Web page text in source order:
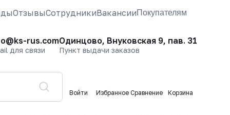
ОтзывыСотрудникиВакансииПокупателям
rus.com
для связи
Одинцово, Внуковская 9, пав. 31
Пункт выдачи заказов
Войти Избранное Сравнение Корзина